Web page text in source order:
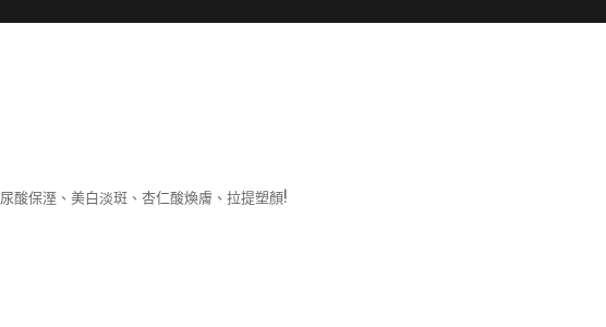
酸保溼、美白淡斑、杏仁酸煥膚、拉提塑顏!